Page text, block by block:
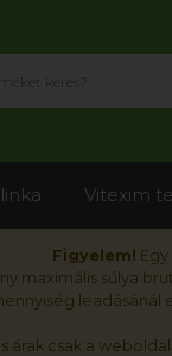
Figyelem!
maximális súlya
leadásánál
árak csak a
Vitexim